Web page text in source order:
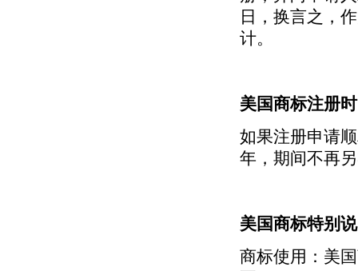
日，换言之，
计。
美国商标注册
如果注册申请
年，期间不再
美国商标特别
商标使用：美